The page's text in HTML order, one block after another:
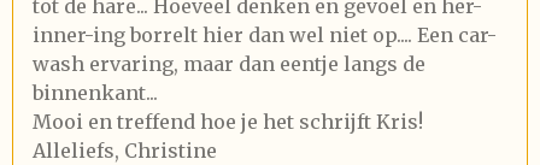
tot de hare... Hoeveel denken en gevoel en her-
inner-ing borrelt hier dan wel niet op.... Een car-
wash ervaring, maar dan eentje langs de
binnenkant...
Mooi en treffend hoe je het schrijft Kris!
Alleliefs, Christine